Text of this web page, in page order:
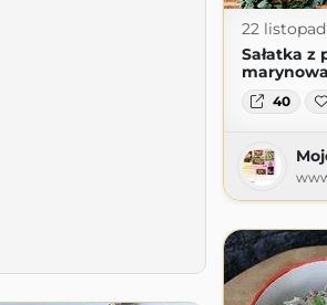
22
Sałatka z
40